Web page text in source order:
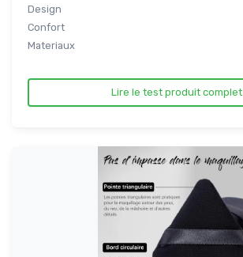
Design
Confort
Materiaux
Lire le test produit complet